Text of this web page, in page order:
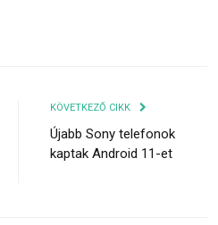
KÖVETKEZŐ CIKK
Újabb Sony telefonok
kaptak Android 11-et